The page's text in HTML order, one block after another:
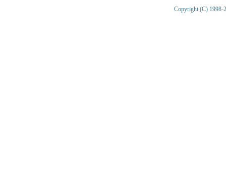
Copyright (C) 1998-